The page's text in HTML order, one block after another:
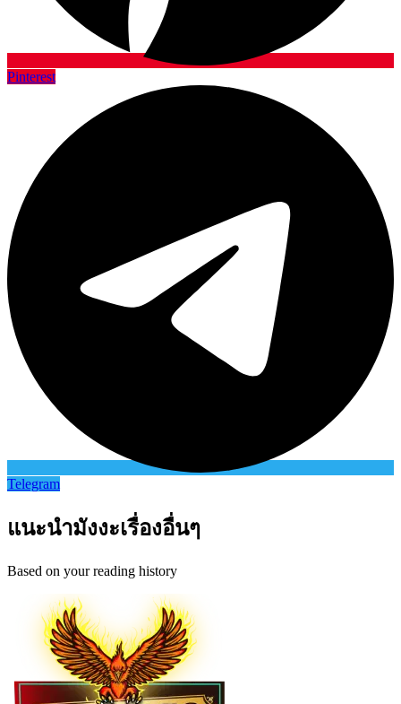
Pinterest
Telegram
แนะนำมังงะเรื่องอื่นๆ
Based on your reading history